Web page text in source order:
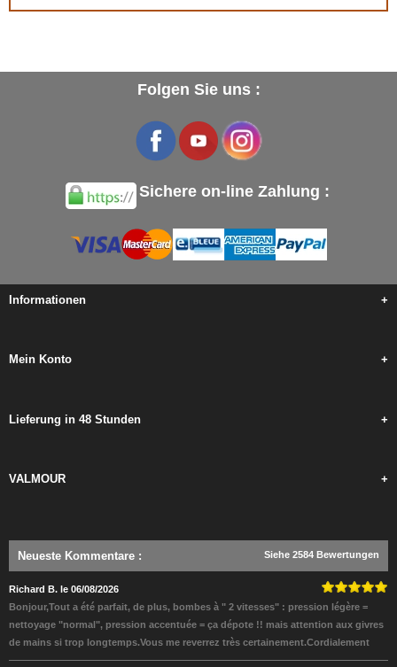
Folgen Sie uns :
Sichere on-line Zahlung :
Informationen +
Mein Konto +
Lieferung in 48 Stunden +
VALMOUR +
Neueste Kommentare : Siehe 2584 Bewertungen
Richard B. le 06/08/2026
Bonjour,Tout a été parfait, de plus, bombes à " 2 vitesses" : pression légère =
nettoyage "normal", pression accentuée = ça dépote !! mais attention aux givres
de mains si trop longtemps.Vous me reverrez très certainement.Cordialement